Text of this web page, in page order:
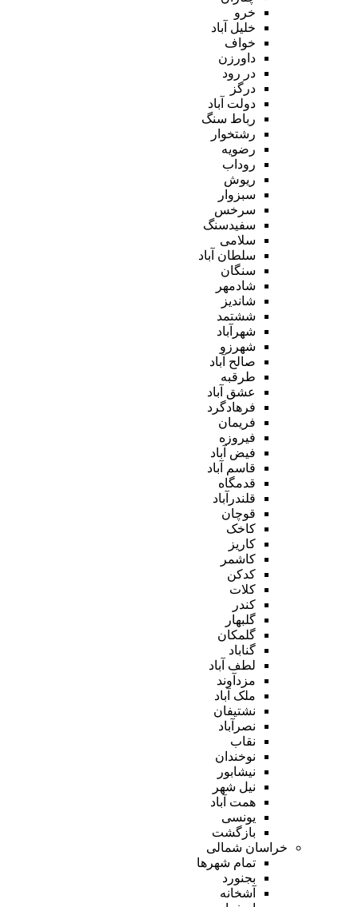
خرو
خلیل آباد
خواف
داورزن
در رود
درگز
دولت آباد
رباط سنگ
رشتخوار
رضویه
روداب
ریوش
سبزوار
سرخس
سفیدسنگ
سلامی
سلطان آباد
سنگان
شادمهر
شاندیز
ششتمد
شهرآباد
شهرزو
صالح آباد
طرقبه
عشق آباد
فرهادگرد
فریمان
فیروزه
فیض آباد
قاسم آباد
قدمگاه
قلندرآباد
قوچان
کاخک
کاریز
کاشمر
کدکن
کلات
کندر
گلبهار
گلمکان
گناباد
لطف آباد
مزدآوند
ملک آباد
نشتیفان
نصرآباد
نقاب
نوخندان
نیشابور
نیل شهر
همت آباد
یونسی
بازگشت
خراسان شمالی
تمام شهر‌ها
بجنورد
آشخانه